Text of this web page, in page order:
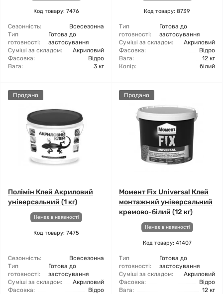
Код товару: 7476
Сезонність:
Всесезонна
Тип
готовності:
Готова до
застосування
Суміші за складом:
Акриловий
Фасовка:
Відро
Вага:
3 кг
Код товару: 8739
Тип
готовності:
Готова до
застосування
Суміші за складом:
Акриловий
Фасовка:
Відро
Вага:
12 кг
Колір:
білий
Продано
Полімін Клей Акриловий
універсальний (1 кг)
Немає в наявності
Код товару: 7475
Сезонність:
Всесезонна
Тип
готовності:
Готова до
застосування
Суміші за складом:
Акриловий
Фасовка:
Відро
Продано
Момент Fix Universal Клей
монтажний універсальний
кремово-білий (12 кг)
Немає в наявності
Код товару: 41407
Тип
готовності:
Готова до
застосування
Суміші за складом:
Акриловий
Фасовка:
Відро
Вага:
12 кг